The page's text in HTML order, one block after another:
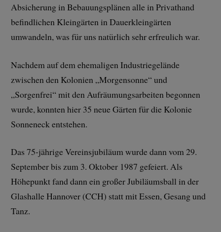
Absicherung in Bebauungsplänen alle in Privathand
befindlichen Kleingärten in Dauerkleingärten
umwandeln, was für uns natürlich sehr erfreulich war.
Nachdem auf dem ehemaligen Industriegelände
zwischen den Kolonien „Morgensonne“ und
„Sorgenfrei“ mit den Aufräumungsarbeiten begonnen
wurde, konnten hier 35 neue Gärten für die Kolonie
Sonneneck entstehen.
Das 75-jährige Vereinsjubiläum wurde dann vom 29.
September bis zum 3. Oktober 1987 gefeiert. Als
Höhepunkt fand dann ein großer Jubiläumsball in der
Glashalle Hannover (CCH) statt mit Essen, Gesang und
Tanz.